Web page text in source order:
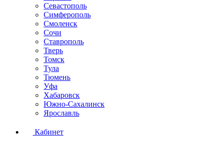
Севастополь
Симферополь
Смоленск
Сочи
Ставрополь
Тверь
Томск
Тула
Тюмень
Уфа
Хабаровск
Южно-Сахалинск
Ярославль
Кабинет